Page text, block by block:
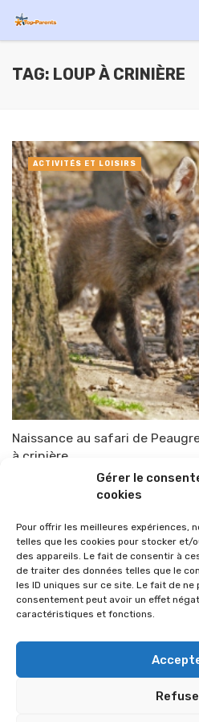
Gérer le
cookies
Pour offrir les meilleures expériences,
telles que les cookies pour stocker et/
des appareils. Le fait de consentir à
de traiter des données telles que le
les ID uniques sur ce site. Le fait de
consentement peut avoir un effet
caractéristiques et fonctions.
TAG: LOUP À CRINIÈRE
Naissance au safari de
à crinière
TOP-PARENTS 26 avril 2015
ACTIVITÉS ET LOISIRS